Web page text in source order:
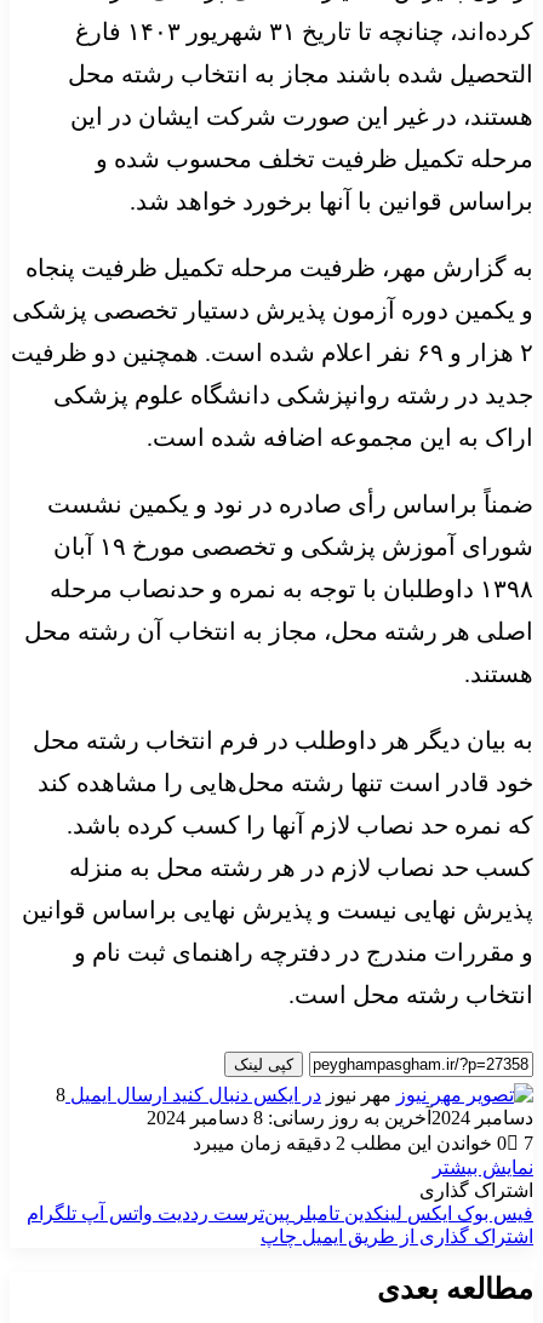
کرده‌اند، چنانچه تا تاریخ ۳۱ شهریور ۱۴۰۳ فارغ
التحصیل شده باشند مجاز به انتخاب رشته محل
هستند، در غیر این صورت شرکت ایشان در این
مرحله تکمیل ظرفیت تخلف محسوب شده و
براساس قوانین با آنها برخورد خواهد شد.
به گزارش مهر، ظرفیت مرحله تکمیل ظرفیت پنجاه
و یکمین دوره آزمون پذیرش دستیار تخصصی پزشکی
۲ هزار و ۶۹ نفر اعلام شده است. همچنین دو ظرفیت
جدید در رشته روانپزشکی دانشگاه علوم پزشکی
اراک به این مجموعه اضافه شده است.
ضمناً براساس رأی صادره در نود و یکمین نشست
شورای آموزش پزشکی و تخصصی مورخ ۱۹ آبان
۱۳۹۸ داوطلبان با توجه به نمره و حدنصاب مرحله
اصلی هر رشته محل، مجاز به انتخاب آن رشته محل
هستند.
به بیان دیگر هر داوطلب در فرم انتخاب رشته محل
خود قادر است تنها رشته محل‌هایی را مشاهده کند
که نمره حد نصاب لازم آنها را کسب کرده باشد.
کسب حد نصاب لازم در هر رشته محل به منزله
پذیرش نهایی نیست و پذیرش نهایی براساس قوانین
و مقررات مندرج در دفترچه راهنمای ثبت نام و
انتخاب رشته محل است.
کپی لینک
مهر نیوز در ایکس دنبال کنید ارسال ایمیل 8
دسامبر 2024
آخرین به روز رسانی: 8 دسامبر 2024
0
7
خواندن این مطلب 2 دقیقه زمان میبرد
نمایش بیشتر
اشتراک گذاری
فیس بوک ایکس لینکدین ‫تامبلر ‫پین‌ترست ‫رددیت واتس آپ تلگرام
اشتراک گذاری از طریق ایمیل چاپ
مطالعه بعدی